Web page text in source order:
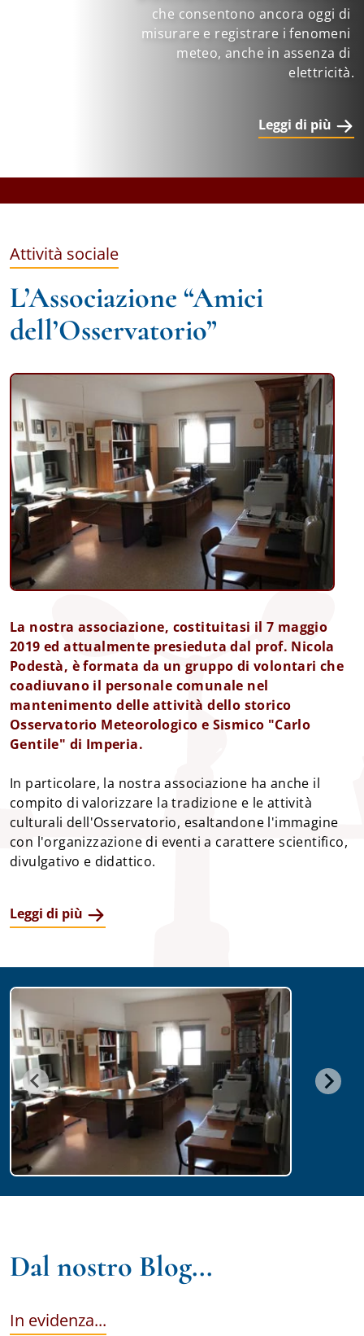
che consentono ancora oggi di
misurare e registrare i fenomeni
meteo, anche in assenza di
elettricità.
Leggi di più
Attività sociale
L’Associazione “Amici
dell’Osservatorio”
La nostra associazione, costituitasi il 7 maggio
2019 ed attualmente presieduta dal prof. Nicola
Podestà, è formata da un gruppo di volontari che
coadiuvano il personale comunale nel
mantenimento delle attività dello storico
Osservatorio Meteorologico e Sismico "Carlo
Gentile" di Imperia.
In particolare, la nostra associazione ha anche il
compito di valorizzare la tradizione e le attività
culturali dell'Osservatorio, esaltandone l'immagine
con l'organizzazione di eventi a carattere scientifico,
divulgativo e didattico.
Leggi di più
Dal nostro Blog...
In evidenza...